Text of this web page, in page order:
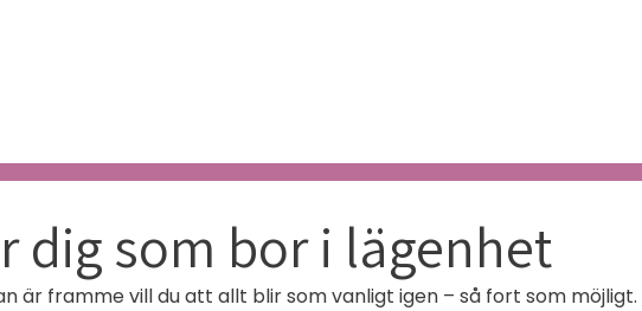
dig som bor i lägenhet
är framme vill du att allt blir som vanligt igen – så fort som möjligt.